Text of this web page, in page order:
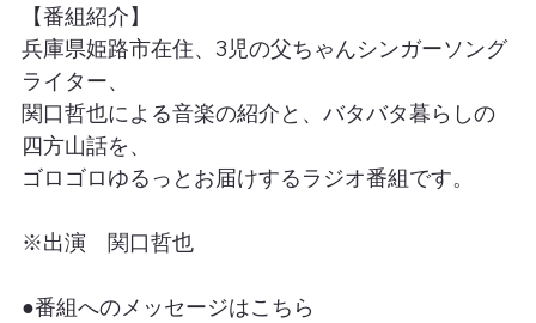
【番組紹介】
兵庫県姫路市在住、3児の父ちゃんシンガーソング
ライター、
関口哲也による音楽の紹介と、バタバタ暮らしの
四方山話を、
ゴロゴロゆるっとお届けするラジオ番組です。
※出演　関口哲也
●番組へのメッセージはこちら